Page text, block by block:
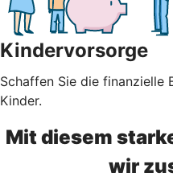
Kindervorsorge
Schaffen Sie die finanzielle
Kinder.
Mit diesem
wir